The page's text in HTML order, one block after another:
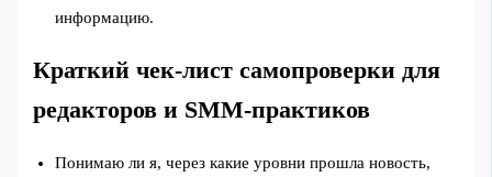
информацию.
Краткий чек‑лист самопроверки для
редакторов и SMM‑практиков
Понимаю ли я, через какие уровни прошла новость,